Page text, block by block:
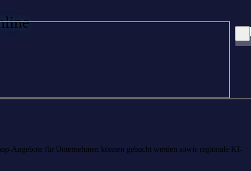
Angebote für Unternehmen können gebucht werden sowie regionale KI-